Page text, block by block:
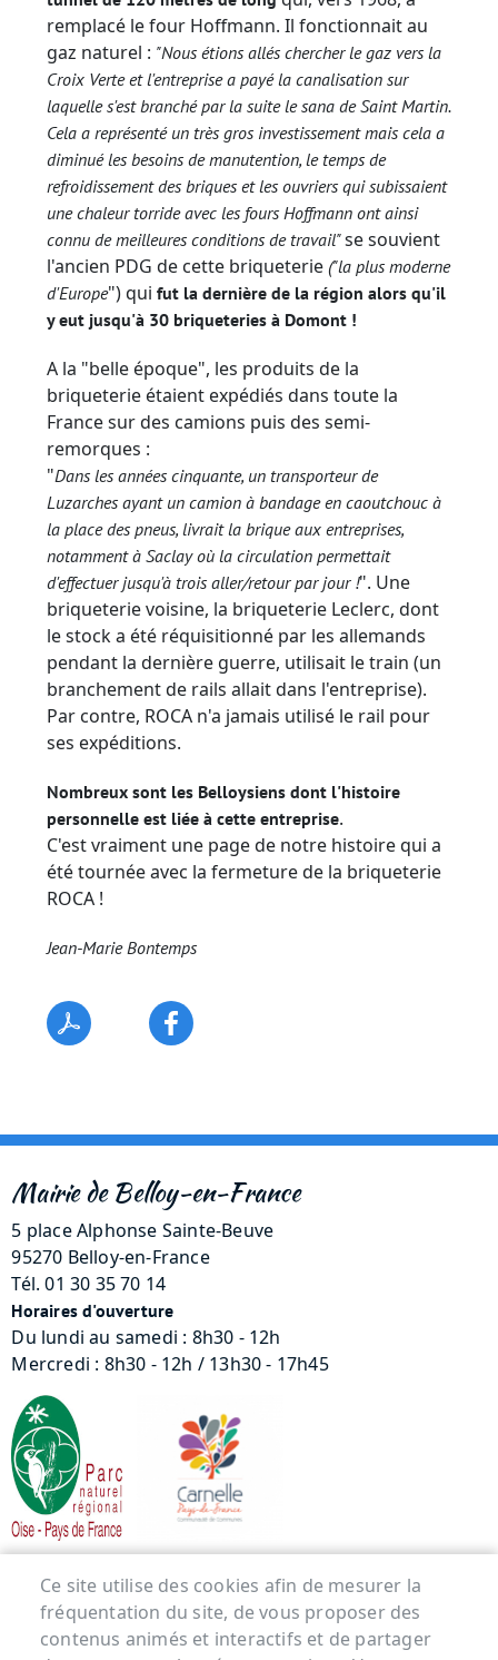
remplacé le four Hoffmann. Il fonctionnait au
gaz naturel : "Nous étions allés chercher le gaz vers la
Croix Verte et l'entreprise a payé la canalisation sur
laquelle s'est branché par la suite le sana de Saint Martin.
Cela a représenté un très gros investissement mais cela a
diminué les besoins de manutention, le temps de
refroidissement des briques et les ouvriers qui subissaient
une chaleur torride avec les fours Hoffmann ont ainsi
connu de meilleures conditions de travail"se souvient
l'ancien PDG de cette briqueterie("la plus moderne
d'Europe") quifut la dernière de la région alors qu'il
y eut jusqu'à 30 briqueteries à Domont !
A la "belle époque", les produits de la
briqueterie étaient expédiés dans toute la
France sur des camions puis des semi-
remorques :
"Dans les années cinquante, un transporteur de
Luzarches ayant un camion à bandage en caoutchouc à
la place des pneus, livrait la brique aux entreprises,
notamment à Saclay où la circulation permettait
d'effectuer jusqu'à trois aller/retour par jour !". Une
briqueterie voisine, la briqueterie Leclerc, dont
le stock a été réquisitionné par les allemands
pendant la dernière guerre, utilisait le train (un
branchement de rails allait dans l'entreprise).
Par contre, ROCA n'a jamais utilisé le rail pour
ses expéditions.
Nombreux sont les Belloysiens dont l'histoire
personnelle est liée à cette entreprise.
C'est vraiment une page de notre histoire qui a
été tournée avec la fermeture de la briqueterie
ROCA !
Jean-Marie Bontemps
Mairie de Belloy-en-France
5 place Alphonse Sainte-Beuve
95270 Belloy-en-France
Tél. 01 30 35 70 14
Horaires d'ouverture
Du lundi au samedi : 8h30 - 12h
Mercredi : 8h30 - 12h / 13h30 - 17h45
Menu Pied de page
ACCUEIL
MENTIONS LÉGALES
Ce site utilise des cookies afin de mesurer la
fréquentation du site, de vous proposer des
contenus animés et interactifs et de partager